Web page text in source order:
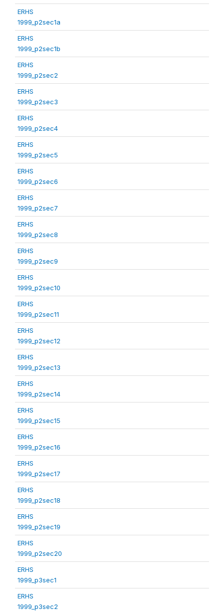
ERHS
1999_p2sec1a
ERHS
1999_p2sec1b
ERHS
1999_p2sec2
ERHS
1999_p2sec3
ERHS
1999_p2sec4
ERHS
1999_p2sec5
ERHS
1999_p2sec6
ERHS
1999_p2sec7
ERHS
1999_p2sec8
ERHS
1999_p2sec9
ERHS
1999_p2sec10
ERHS
1999_p2sec11
ERHS
1999_p2sec12
ERHS
1999_p2sec13
ERHS
1999_p2sec14
ERHS
1999_p2sec15
ERHS
1999_p2sec16
ERHS
1999_p2sec17
ERHS
1999_p2sec18
ERHS
1999_p2sec19
ERHS
1999_p2sec20
ERHS
1999_p3sec1
ERHS
1999_p3sec2